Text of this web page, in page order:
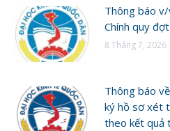
Thông báo
Chính quy
8 Tháng 7, 2026
Thông báo
ký hồ sơ xét
theo kết quả